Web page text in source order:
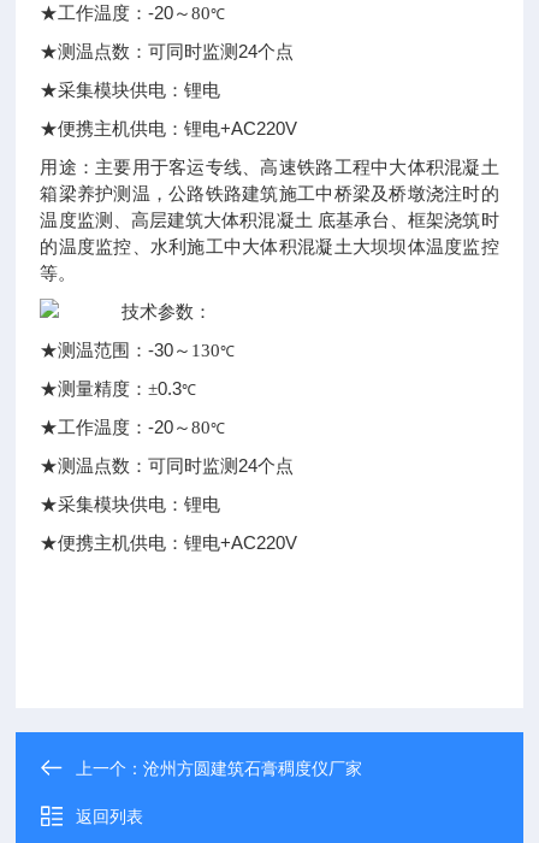
★工作温度：-20～80℃
★测温点数：可同时监测 24个点
★采集模块供电：锂电
★便携主机供电：锂电+AC220V
用途：主要用于客运专线、高速铁路工程中大体积混凝土
箱梁养护测温，公路铁路建筑施工中桥梁及桥墩浇注时的
温度监测、高层建筑大体积混凝土 底基承台、框架浇筑时
的温度监控、水利施工中大体积混凝土大坝坝体温度监控
等。
技术参数：
★测温范围：-30～130℃
★测量精度：±0.3℃
★工作温度：-20～80℃
★测温点数：可同时监测 24个点
★采集模块供电：锂电
★便携主机供电：锂电+AC220V
上一个：沧州方圆建筑石膏稠度仪厂家
返回列表